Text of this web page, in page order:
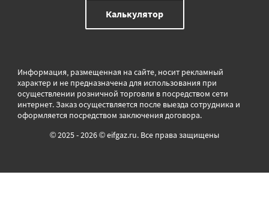
Калькулятор
Информация, размещенная на сайте, носит рекламный
характер и не предназначена для использования при
осуществлении розничной торговли в посредством сети
интернет. Заказ осуществляется после выезда сотрудника и
оформляется посредством заключения договора.
© 2025 - 2026 © eifgaz.ru. Все права защищены